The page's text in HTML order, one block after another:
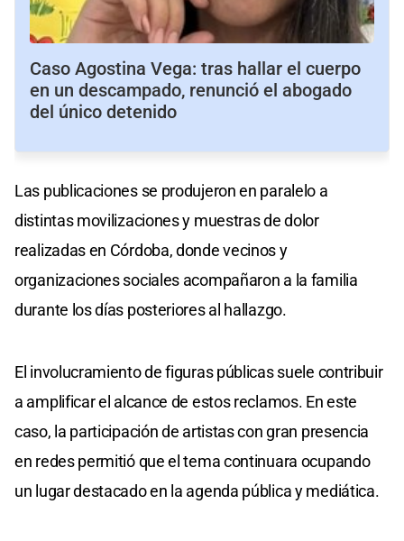
Caso Agostina Vega: tras hallar el cuerpo
en un descampado, renunció el abogado
del único detenido
Las publicaciones se produjeron en paralelo a
distintas movilizaciones y muestras de dolor
realizadas en Córdoba, donde vecinos y
organizaciones sociales acompañaron a la familia
durante los días posteriores al hallazgo.
El involucramiento de figuras públicas suele contribuir
a amplificar el alcance de estos reclamos. En este
caso, la participación de artistas con gran presencia
en redes permitió que el tema continuara ocupando
un lugar destacado en la agenda pública y mediática.